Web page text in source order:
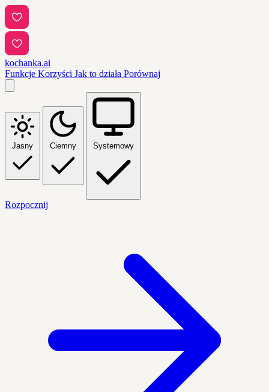
kochanka.ai
Funkcje Korzyści Jak to działa Porównaj
Jasny Ciemny Systemowy
Rozpocznij